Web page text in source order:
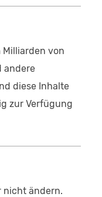
Milliarden von
andere
diese Inhalte
zur Verfügung
nicht ändern.